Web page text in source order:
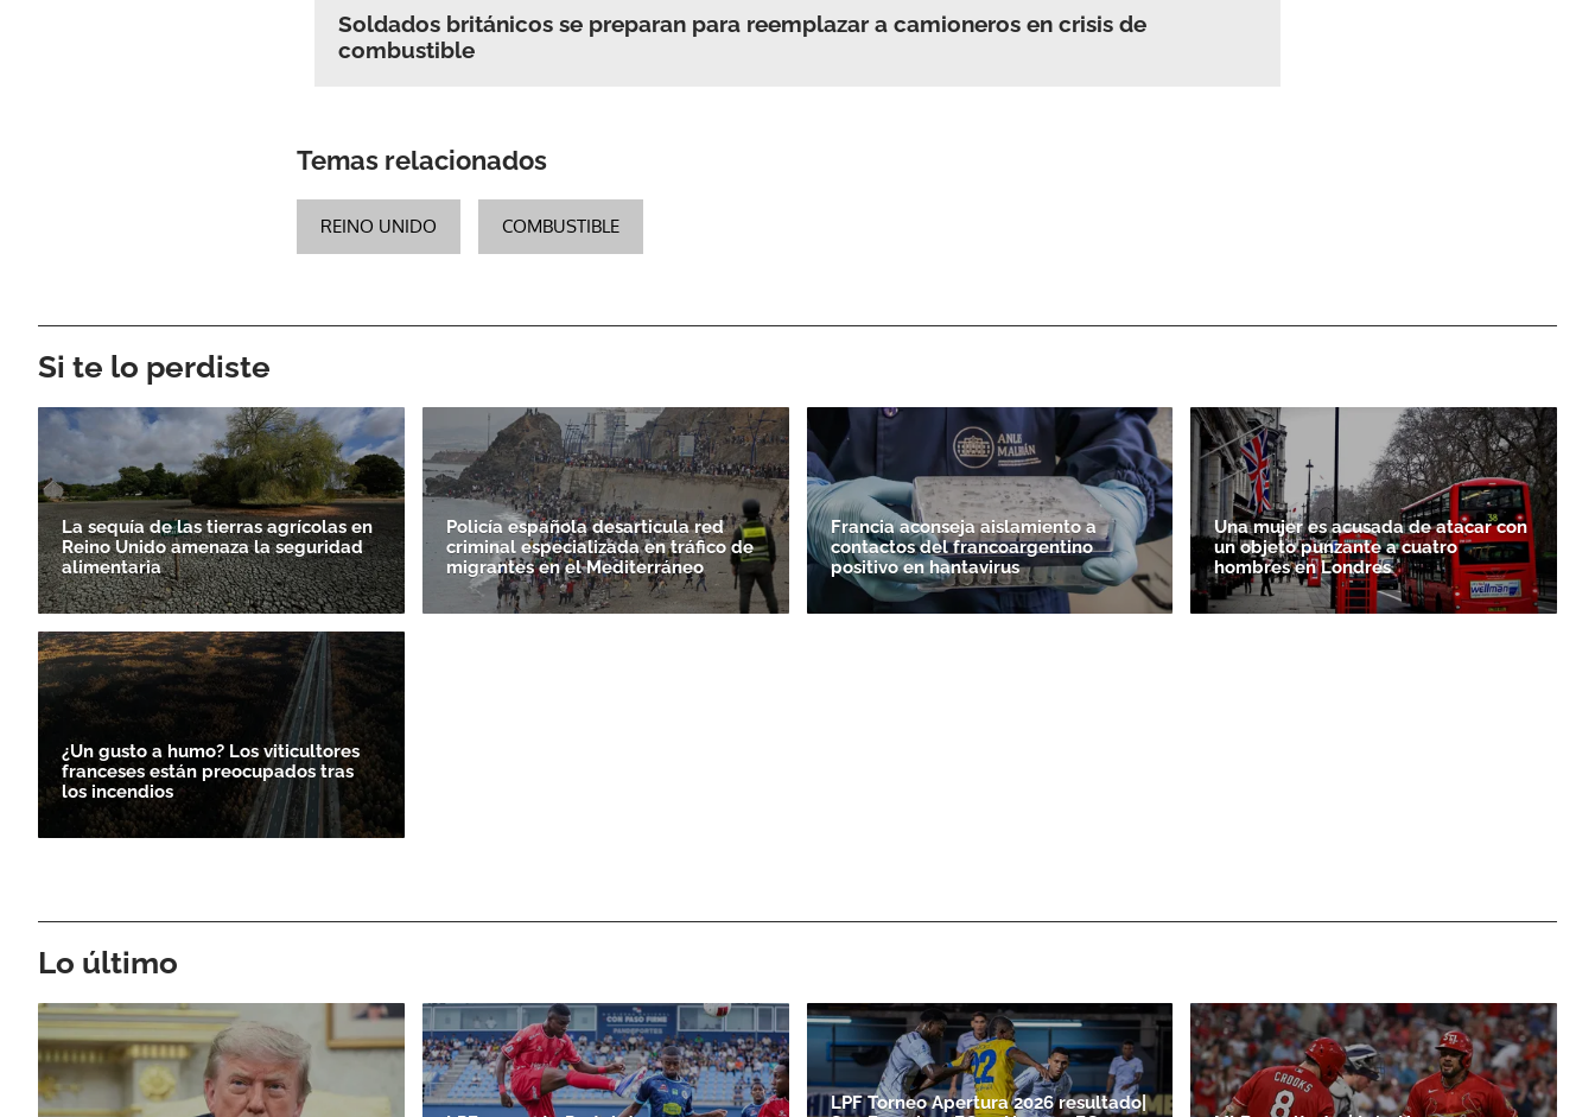
Soldados británicos se preparan para reemplazar a camioneros en crisis de
combustible
Temas relacionados
REINO UNIDO COMBUSTIBLE
Si te lo perdiste
La sequía de las tierras agrícolas en
Reino Unido amenaza la seguridad
alimentaria
Policía española desarticula red
criminal especializada en tráfico de
migrantes en el Mediterráneo
Francia aconseja aislamiento a
contactos del francoargentino
positivo en hantavirus
Una mujer es acusada de atacar con
un objeto punzante a cuatro
hombres en Londres
¿Un gusto a humo? Los viticultores
franceses están preocupados tras
los incendios
Lo último
LPF Torneo Apertura 2026 resultado|